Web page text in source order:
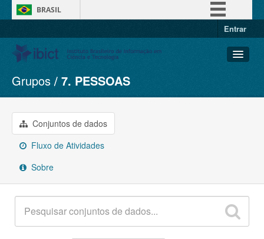
BRASIL
Entrar
Conjuntos de dados
Organizações
Grupos
Sobre
Grupos 7. PESSOAS
Conjuntos de dados
Fluxo de Atividades
Sobre